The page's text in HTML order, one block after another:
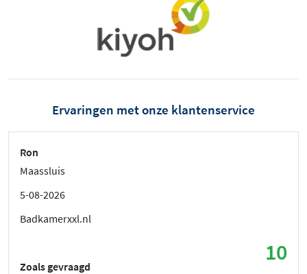
Ervaringen met onze klantenservice
Ron
Maassluis
5-08-2026
Badkamerxxl.nl
10
Zoals gevraagd